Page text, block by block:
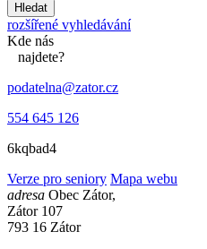
Hledat
rozšířené vyhledávání
Kde nás
najdete?
podatelna@zator.cz
554 645 126
6kqbad4
Verze pro seniory Mapa webu
adresa Obec Zátor,
Zátor 107
793 16 Zátor